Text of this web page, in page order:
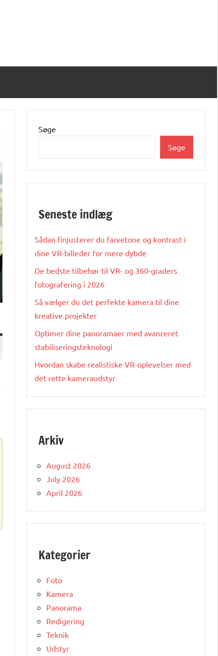
Søge
Søge
Seneste indlæg
Sådan finjusterer du farvetone og kontrast i
dine VR-billeder for mere dybde
De bedste tilbehør til VR- og 360-graders
fotografering i 2026
Så vælger du det perfekte kamera til dine
kreative projekter
Optimer dine panoramaer med avanceret
stabiliseringsteknologi
Hvordan skabe realistiske VR-oplevelser med
det rette kameraudstyr
Arkiv
August 2026
July 2026
April 2026
Kategorier
Foto
Kamera
Panorama
Redigering
Teknik
Udstyr